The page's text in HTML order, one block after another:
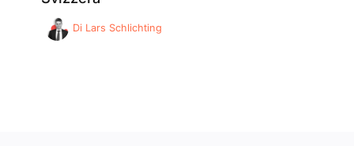
Di Lars Schlichting